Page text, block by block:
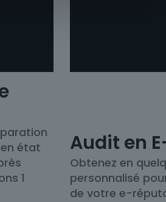
état
1
Audit en
Obtenez en
personnalisé
de votre e-